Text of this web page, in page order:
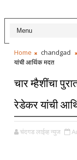
Home chandgad
यांची आर्थिक मदत
चार म्हैशींचा
रेडेकर यांची
चंदगड लाईव्ह न्युज